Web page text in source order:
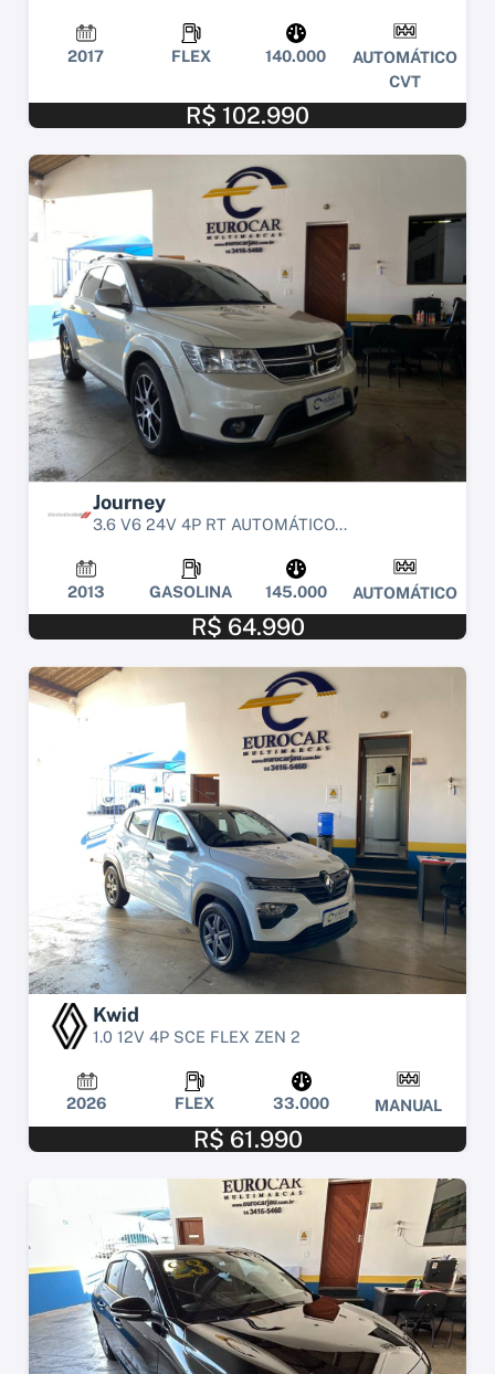
2017 FLEX 140.000
AUTOMÁTICO
CVT
R$ 102.990
Journey
3.6 V6 24V 4P RT AUTOMÁTICO...
2013 GASOLINA 145.000 AUTOMÁTICO
R$ 64.990
Kwid
1.0 12V 4P SCE FLEX ZEN 2
2026 FLEX 33.000 MANUAL
R$ 61.990